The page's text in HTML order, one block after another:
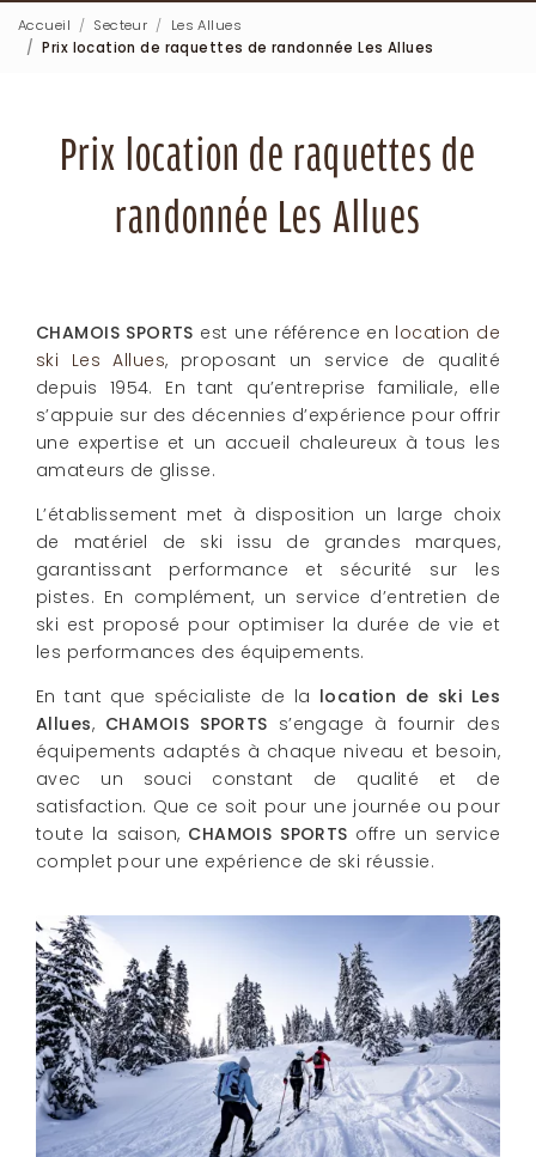
Accueil Secteur
Les Allues
Prix location de raquettes de randonnée Les Allues
Prix location de raquettes de
randonnée Les Allues
CHAMOIS SPORTS est une référence en location de
ski Les Allues, proposant un service de qualité
depuis 1954. En tant qu’entreprise familiale, elle
s’appuie sur des décennies d’expérience pour offrir
une expertise et un accueil chaleureux à tous les
amateurs de glisse.
L’établissement met à disposition un large choix
de matériel de ski issu de grandes marques,
garantissant performance et sécurité sur les
pistes. En complément, un service d’entretien de
ski est proposé pour optimiser la durée de vie et
les performances des équipements.
En tant que spécialiste de la location de ski Les
Allues, CHAMOIS SPORTS s’engage à fournir des
équipements adaptés à chaque niveau et besoin,
avec un souci constant de qualité et de
satisfaction. Que ce soit pour une journée ou pour
toute la saison, CHAMOIS SPORTS offre un service
complet pour une expérience de ski réussie.